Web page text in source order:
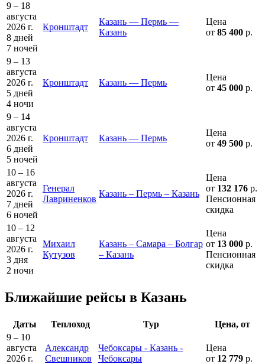
9 – 18
августа
2026 г.
8 дней
7 ночей
Кронштадт
Казань — Пермь —
Казань
Цена
от 85 400 р.
9 – 13
августа
2026 г.
5 дней
4 ночи
Кронштадт Казань — Пермь
Цена
от 45 000 р.
9 – 14
августа
2026 г.
6 дней
5 ночей
Кронштадт Казань — Пермь
Цена
от 49 500 р.
10 – 16
августа
2026 г.
7 дней
6 ночей
Генерал
Лавриненков
Казань – Пермь – Казань
Цена
от 132 176 р.
Пенсионная
скидка
10 – 12
августа
2026 г.
3 дня
2 ночи
Михаил
Кутузов
Казань – Самара – Болгар
– Казань
Цена
от 13 000 р.
Пенсионная
скидка
Ближайшие рейсы в Казань
Даты Теплоход Тур
Цена, от
9 – 10
августа
2026 г.
Александр
Свешников
Чебоксары - Казань -
Чебоксары
Цена
от 12 779 р.